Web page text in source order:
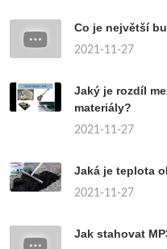
Co je největší
2021-11-27
Jaký je rozdíl
materiály?
2021-11-27
Jaká je teplota
2021-11-27
Jak stahovat